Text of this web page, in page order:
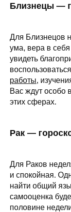
Близнецы —
Для Близнецов
ума, вера в
увидеть
работы,
Вас ждут особо
этих сферах.
Рак —
Для Раков
и спокойная.
найти общий
самооценка
половине